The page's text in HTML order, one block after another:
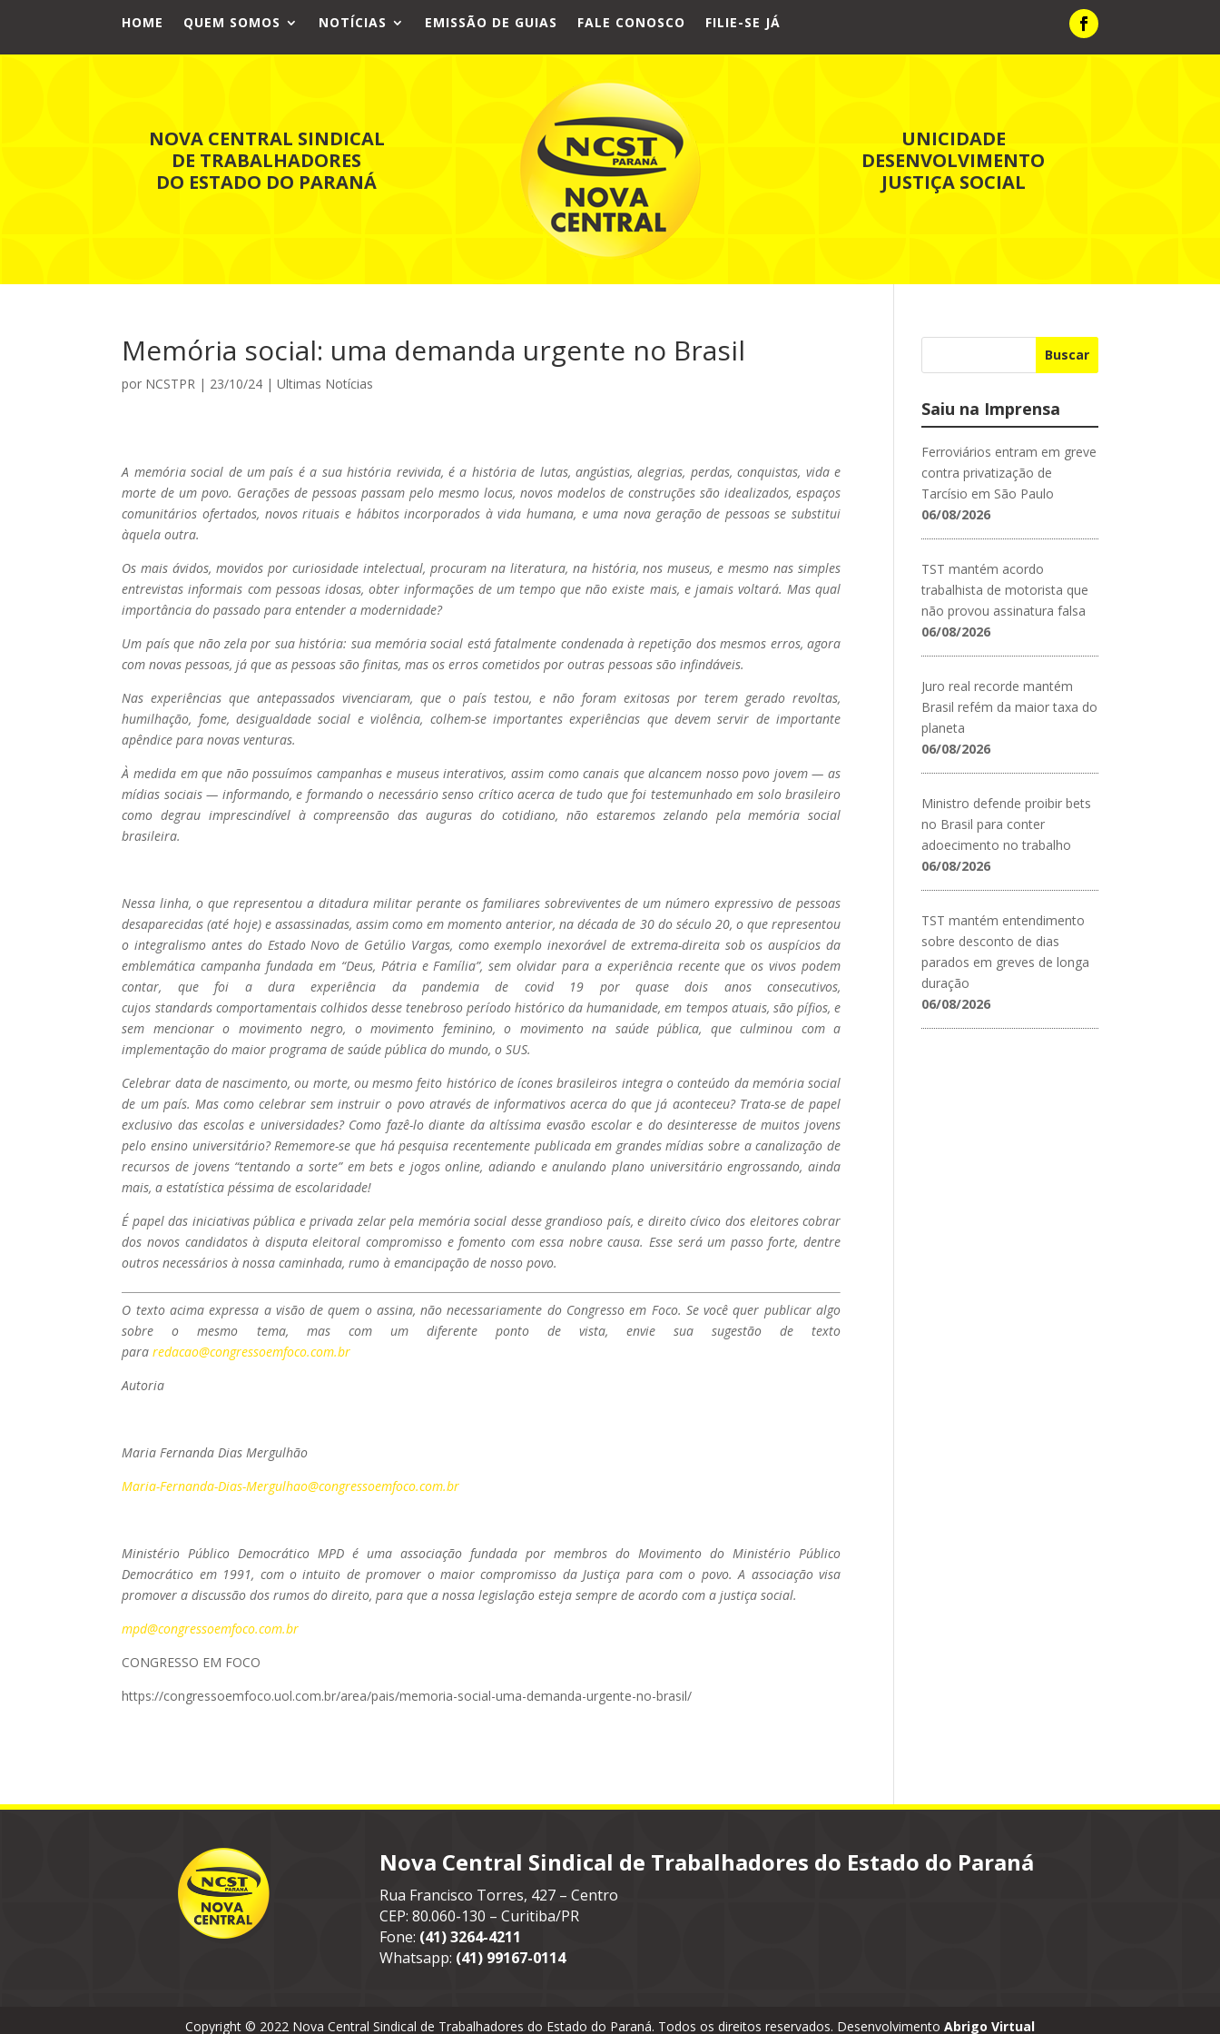
HOME QUEM SOMOS NOTÍCIAS EMISSÃO DE GUIAS FALE CONOSCO FILIE-SE JÁ
NOVA CENTRAL SINDICAL
DE TRABALHADORES
DO ESTADO DO PARANÁ
UNICIDADE
DESENVOLVIMENTO
JUSTIÇA SOCIAL
Memória social: uma demanda urgente no Brasil
por NCSTPR | 23/10/24 |Ultimas Notícias
A memória social de um país é a sua história revivida, é a história de lutas, angústias, alegrias, perdas, conquistas, vida e
morte de um povo. Gerações de pessoas passam pelo mesmo locus, novos modelos de construções são idealizados, espaços
comunitários ofertados, novos rituais e hábitos incorporados à vida humana, e uma nova geração de pessoas se substitui
àquela outra.
Os mais ávidos, movidos por curiosidade intelectual, procuram na literatura, na história, nos museus, e mesmo nas simples
entrevistas informais com pessoas idosas, obter informações de um tempo que não existe mais, e jamais voltará. Mas qual
importância do passado para entender a modernidade?
Um país que não zela por sua história: sua memória social está fatalmente condenada à repetição dos mesmos erros, agora
com novas pessoas, já que as pessoas são finitas, mas os erros cometidos por outras pessoas são infindáveis.
Nas experiências que antepassados vivenciaram, que o país testou, e não foram exitosas por terem gerado revoltas,
humilhação, fome, desigualdade social e violência, colhem-se importantes experiências que devem servir de importante
apêndice para novas venturas.
À medida em que não possuímos campanhas e museus interativos, assim como canais que alcancem nosso povo jovem — as
mídias sociais — informando, e formando o necessário senso crítico acerca de tudo que foi testemunhado em solo brasileiro
como degrau imprescindível à compreensão das auguras do cotidiano, não estaremos zelando pela memória social
brasileira.
Nessa linha, o que representou a ditadura militar perante os familiares sobreviventes de um número expressivo de pessoas
desaparecidas (até hoje) e assassinadas, assim como em momento anterior, na década de 30 do século 20, o que representou
o integralismo antes do Estado Novo de Getúlio Vargas, como exemplo inexorável de extrema-direita sob os auspícios da
emblemática campanha fundada em “Deus, Pátria e Família”, sem olvidar para a experiência recente que os vivos podem
contar, que foi a dura experiência da pandemia de covid 19 por quase dois anos consecutivos,
cujos standards comportamentais colhidos desse tenebroso período histórico da humanidade, em tempos atuais, são pífios, e
sem mencionar o movimento negro, o movimento feminino, o movimento na saúde pública, que culminou com a
implementação do maior programa de saúde pública do mundo, o SUS.
Celebrar data de nascimento, ou morte, ou mesmo feito histórico de ícones brasileiros integra o conteúdo da memória social
de um país. Mas como celebrar sem instruir o povo através de informativos acerca do que já aconteceu? Trata-se de papel
exclusivo das escolas e universidades? Como fazê-lo diante da altíssima evasão escolar e do desinteresse de muitos jovens
pelo ensino universitário? Rememore-se que há pesquisa recentemente publicada em grandes mídias sobre a canalização de
recursos de jovens “tentando a sorte” em bets e jogos online, adiando e anulando plano universitário engrossando, ainda
mais, a estatística péssima de escolaridade!
É papel das iniciativas pública e privada zelar pela memória social desse grandioso país, e direito cívico dos eleitores cobrar
dos novos candidatos à disputa eleitoral compromisso e fomento com essa nobre causa. Esse será um passo forte, dentre
outros necessários à nossa caminhada, rumo à emancipação de nosso povo.
O texto acima expressa a visão de quem o assina, não necessariamente do Congresso em Foco. Se você quer publicar algo
sobre o mesmo tema, mas com um diferente ponto de vista, envie sua sugestão de texto
pararedacao@congressoemfoco.com.br
Autoria
Maria Fernanda Dias Mergulhão
Maria-Fernanda-Dias-Mergulhao@congressoemfoco.com.br
Ministério Público Democrático MPD é uma associação fundada por membros do Movimento do Ministério Público
Democrático em 1991, com o intuito de promover o maior compromisso da Justiça para com o povo. A associação visa
promover a discussão dos rumos do direito, para que a nossa legislação esteja sempre de acordo com a justiça social.
mpd@congressoemfoco.com.br
CONGRESSO EM FOCO
https://congressoemfoco.uol.com.br/area/pais/memoria-social-uma-demanda-urgente-no-brasil/
Buscar
Saiu na Imprensa
Ferroviários entram em greve
contra privatização de
Tarcísio em São Paulo
06/08/2026
TST mantém acordo
trabalhista de motorista que
não provou assinatura falsa
06/08/2026
Juro real recorde mantém
Brasil refém da maior taxa do
planeta
06/08/2026
Ministro defende proibir bets
no Brasil para conter
adoecimento no trabalho
06/08/2026
TST mantém entendimento
sobre desconto de dias
parados em greves de longa
duração
06/08/2026
Nova Central Sindical de Trabalhadores do Estado do Paraná
Rua Francisco Torres, 427 – Centro
CEP: 80.060-130 – Curitiba/PR
Fone: (41) 3264-4211
Whatsapp: (41) 99167-0114
Copyright © 2022 Nova Central Sindical de Trabalhadores do Estado do Paraná. Todos os direitos reservados. Desenvolvimento Abrigo Virtual